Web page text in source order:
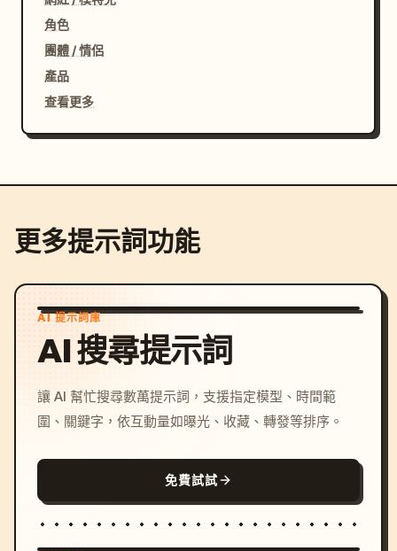
角色
團體 / 情侶
產品
查看更多
更多提示詞功能
AI 提示詞庫
AI 搜尋提示詞
讓 AI 幫忙搜尋數萬提示詞，支援指定模型、時間範
圍、關鍵字，依互動量如曝光、收藏、轉發等排序。
免費試試